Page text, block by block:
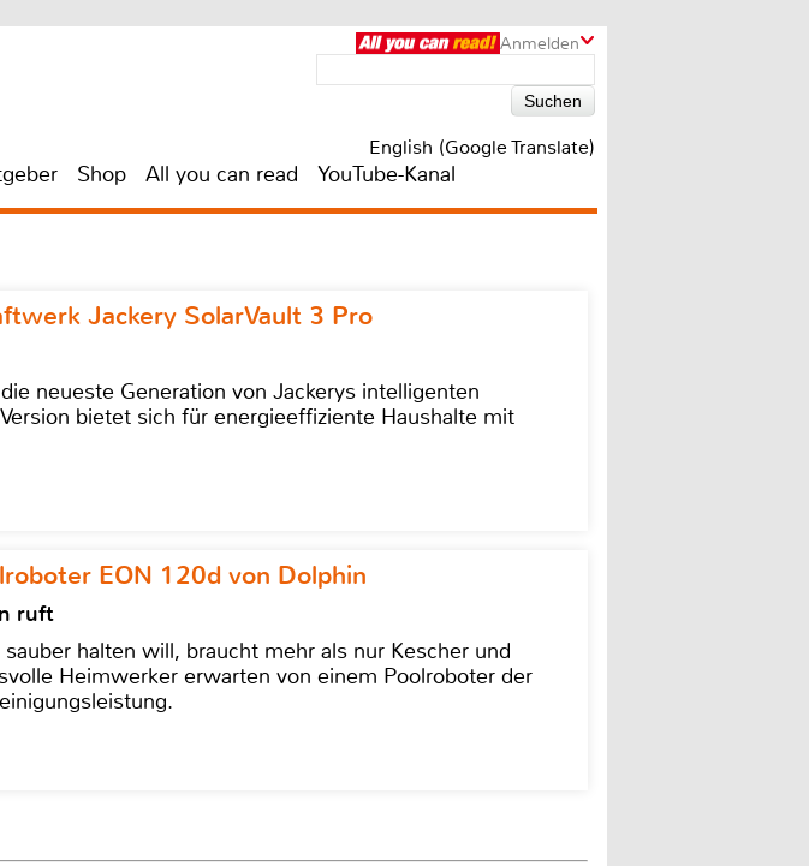
Anmelden
English (Google Translate)
Shop All you can read YouTube-Kanal
Jackery SolarVault 3 Pro
neueste Generation von Jackerys intelligenten
bietet sich für energieeffiziente Haushalte mit
EON 120d von Dolphin
ruft
halten will, braucht mehr als nur Kescher und
Heimwerker erwarten von einem Poolroboter der